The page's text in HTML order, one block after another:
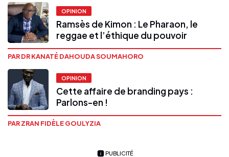
OPINION
Ramsès de Kimon : Le Pharaon, le
reggae et l’éthique du pouvoir
PAR DR KANATÉ DAHOUDA SOUMAHORO
OPINION
Cette affaire de branding pays :
Parlons-en !
PAR ZRAN FIDÈLE GOULYZIA
PUBLICITÉ